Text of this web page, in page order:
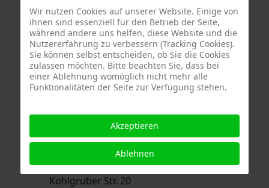
inMurnau am
Staffelsee,
Deutschlandgezeigt :
im
Rathaus- Untermarkt
13
Öffnungszeiten :
Dienstag und Donnerstag: 14 bis 16
Uhr
Gemeinschaftsatelier Tusculum
Künstlervereinigung Murnau e.V. -
Kohlgruber Str. 20
Wir nutzen Cookies auf unserer Website. Einige von
ihnen sind essenziell für den Betrieb der Seite,
während andere uns helfen, diese Website und die
Nutzererfahrung zu verbessern (Tracking Cookies).
Sie können selbst entscheiden, ob Sie die Cookies
zulassen möchten. Bitte beachten Sie, dass bei
einer Ablehnung womöglich nicht mehr alle
Funktionalitäten der Seite zur Verfügung stehen.
Akzeptieren
Ablehnen